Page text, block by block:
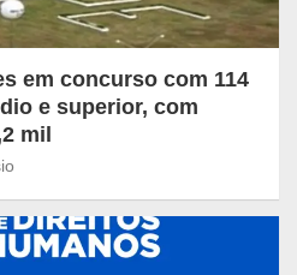
em concurso com 114
e superior, com
mil